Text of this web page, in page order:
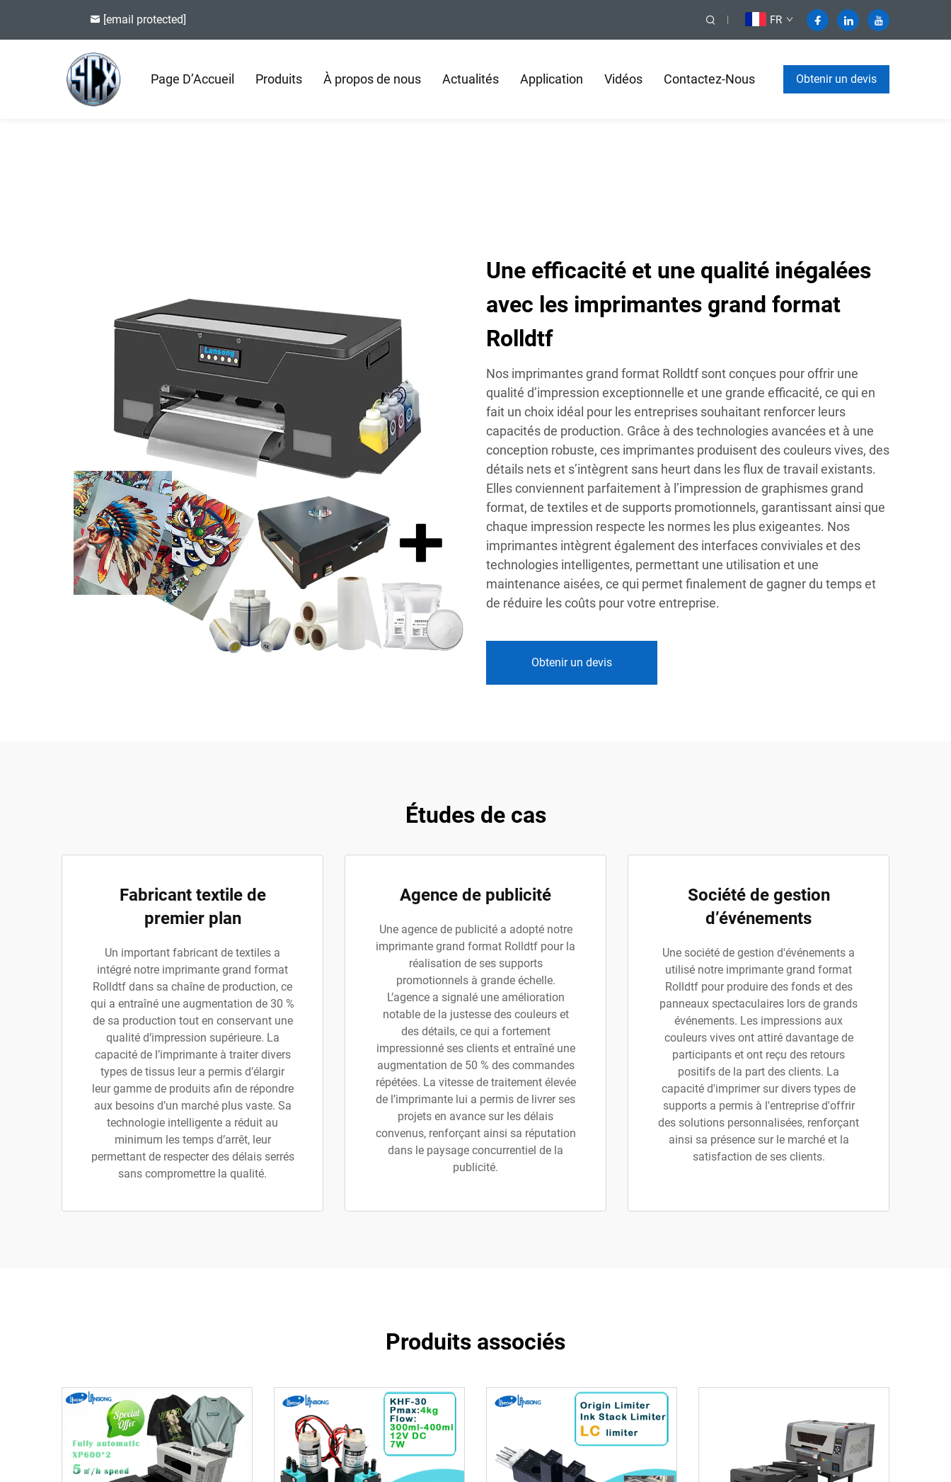
[email protected] FR
Page D’Accueil Produits À propos de nous Actualités Application Vidéos Contactez-Nous Obtenir un devis
Une efficacité et une qualité inégalées
avec les imprimantes grand format
Rolldtf
Nos imprimantes grand format Rolldtf sont conçues pour offrir une
qualité d’impression exceptionnelle et une grande efficacité, ce qui en
fait un choix idéal pour les entreprises souhaitant renforcer leurs
capacités de production. Grâce à des technologies avancées et à une
conception robuste, ces imprimantes produisent des couleurs vives, des
détails nets et s’intègrent sans heurt dans les flux de travail existants.
Elles conviennent parfaitement à l’impression de graphismes grand
format, de textiles et de supports promotionnels, garantissant ainsi que
chaque impression respecte les normes les plus exigeantes. Nos
imprimantes intègrent également des interfaces conviviales et des
technologies intelligentes, permettant une utilisation et une
maintenance aisées, ce qui permet finalement de gagner du temps et
de réduire les coûts pour votre entreprise.
Obtenir un devis
Études de cas
Fabricant textile de
premier plan
Un important fabricant de textiles a
intégré notre imprimante grand format
Rolldtf dans sa chaîne de production, ce
qui a entraîné une augmentation de 30 %
de sa production tout en conservant une
qualité d’impression supérieure. La
capacité de l’imprimante à traiter divers
types de tissus leur a permis d’élargir
leur gamme de produits afin de répondre
aux besoins d’un marché plus vaste. Sa
technologie intelligente a réduit au
minimum les temps d’arrêt, leur
permettant de respecter des délais serrés
sans compromettre la qualité.
Agence de publicité
Une agence de publicité a adopté notre
imprimante grand format Rolldtf pour la
réalisation de ses supports
promotionnels à grande échelle.
L’agence a signalé une amélioration
notable de la justesse des couleurs et
des détails, ce qui a fortement
impressionné ses clients et entraîné une
augmentation de 50 % des commandes
répétées. La vitesse de traitement élevée
de l’imprimante lui a permis de livrer ses
projets en avance sur les délais
convenus, renforçant ainsi sa réputation
dans le paysage concurrentiel de la
publicité.
Société de gestion
d’événements
Une société de gestion d'événements a
utilisé notre imprimante grand format
Rolldtf pour produire des fonds et des
panneaux spectaculaires lors de grands
événements. Les impressions aux
couleurs vives ont attiré davantage de
participants et ont reçu des retours
positifs de la part des clients. La
capacité d'imprimer sur divers types de
supports a permis à l'entreprise d'offrir
des solutions personnalisées, renforçant
ainsi sa présence sur le marché et la
satisfaction de ses clients.
Produits associés